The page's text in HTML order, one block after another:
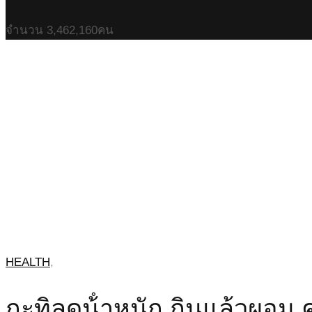
จำนวน 3,462,160คน
HEALTH,